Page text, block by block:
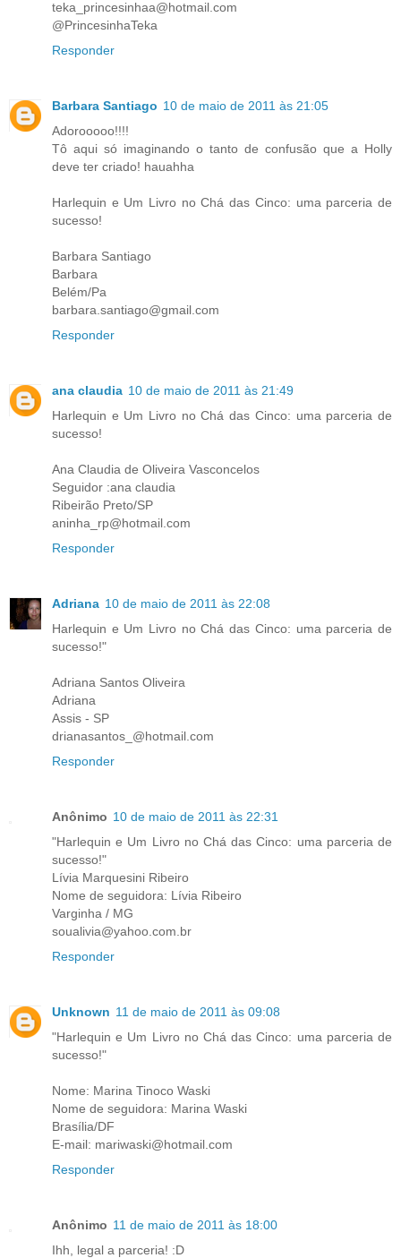
teka_princesinhaa@hotmail.com
@PrincesinhaTeka
Responder
Barbara Santiago 10 de maio de 2011 às 21:05
Adorooooo!!!!
Tô aqui só imaginando o tanto de confusão que a Holly
deve ter criado! hauahha
Harlequin e Um Livro no Chá das Cinco: uma parceria de
sucesso!
Barbara Santiago
Barbara
Belém/Pa
barbara.santiago@gmail.com
Responder
ana claudia 10 de maio de 2011 às 21:49
Harlequin e Um Livro no Chá das Cinco: uma parceria de
sucesso!
Ana Claudia de Oliveira Vasconcelos
Seguidor :ana claudia
Ribeirão Preto/SP
aninha_rp@hotmail.com
Responder
Adriana 10 de maio de 2011 às 22:08
Harlequin e Um Livro no Chá das Cinco: uma parceria de
sucesso!"
Adriana Santos Oliveira
Adriana
Assis - SP
drianasantos_@hotmail.com
Responder
Anônimo 10 de maio de 2011 às 22:31
"Harlequin e Um Livro no Chá das Cinco: uma parceria de
sucesso!"
Lívia Marquesini Ribeiro
Nome de seguidora: Lívia Ribeiro
Varginha / MG
soualivia@yahoo.com.br
Responder
Unknown 11 de maio de 2011 às 09:08
"Harlequin e Um Livro no Chá das Cinco: uma parceria de
sucesso!"
Nome: Marina Tinoco Waski
Nome de seguidora: Marina Waski
Brasília/DF
E-mail: mariwaski@hotmail.com
Responder
Anônimo 11 de maio de 2011 às 18:00
Ihh, legal a parceria! :D